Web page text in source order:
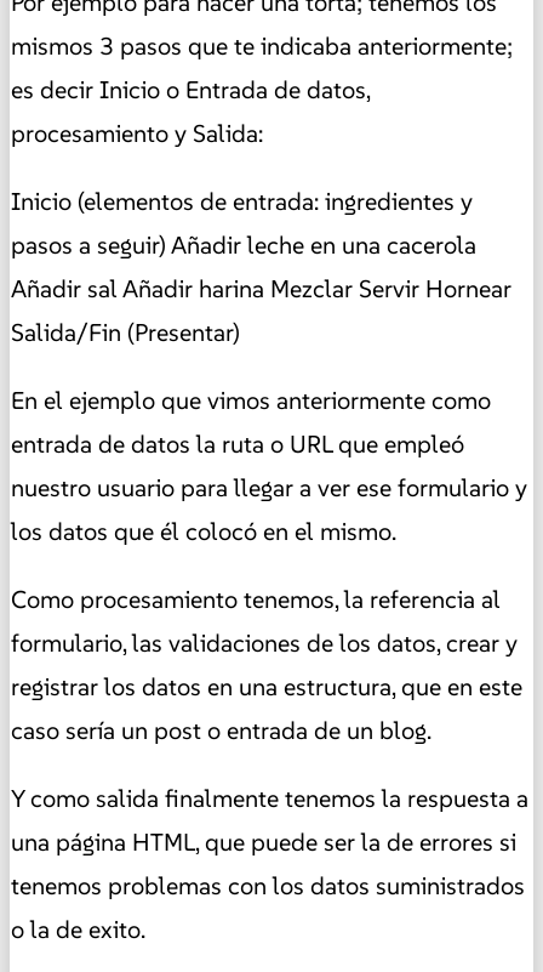
mismos 3 pasos que te indicaba anteriormente;
es decir Inicio o Entrada de datos,
procesamiento y Salida:
Inicio (elementos de entrada: ingredientes y
pasos a seguir) Añadir leche en una cacerola
Añadir sal Añadir harina Mezclar Servir Hornear
Salida/Fin (Presentar)
En el ejemplo que vimos anteriormente como
entrada de datos la ruta o URL que empleó
nuestro usuario para llegar a ver ese formulario y
los datos que él colocó en el mismo.
Como procesamiento tenemos, la referencia al
formulario, las validaciones de los datos, crear y
registrar los datos en una estructura, que en este
caso sería un post o entrada de un blog.
Y como salida finalmente tenemos la respuesta a
una página HTML, que puede ser la de errores si
tenemos problemas con los datos suministrados
o la de exito.